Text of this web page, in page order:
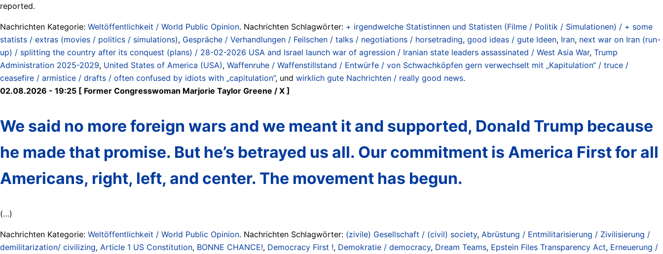
reported.
Nachrichten Kategorie: Weltöffentlichkeit / World Public Opinion. Nachrichten Schlagwörter: + irgendwelche Statistinnen und Statisten (Filme / Politik / Simulationen) / + some
statists / extras (movies / politics / simulations), Gespräche / Verhandlungen / Feilschen / talks / negotiations / horsetrading, good ideas / gute Ideen, Iran, next war on Iran (run-
up) / splitting the country after its conquest (plans) / 28-02-2026 USA and Israel launch war of agression / Iranian state leaders assassinated / West Asia War, Trump
Administration 2025-2029, United States of America (USA), Waffenruhe / Waffenstillstand / Entwürfe / von Schwachköpfen gern verwechselt mit „Kapitulation“ / truce /
ceasefire / armistice / drafts / often confused by idiots with „capitulation”, und wirklich gute Nachrichten / really good news.
02.08.2026 - 19:25 [ Former Congresswoman Marjorie Taylor Greene / X ]
We said no more foreign wars and we meant it and supported, Donald Trump because
he made that promise. But he’s betrayed us all. Our commitment is America First for all
Americans, right, left, and center. The movement has begun.
(…)
Nachrichten Kategorie: Weltöffentlichkeit / World Public Opinion. Nachrichten Schlagwörter: (zivile) Gesellschaft / (civil) society, Abrüstung / Entmilitarisierung / Zivilisierung /
demilitarization/ civilizing, Article 1 US Constitution, BONNE CHANCE!, Democracy First !, Demokratie / democracy, Dream Teams, Epstein Files Transparency Act, Erneuerung /